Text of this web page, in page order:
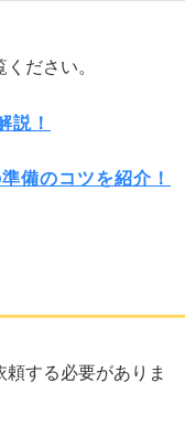
ださい。
説！
備のコツを紹介！
する必要がありま